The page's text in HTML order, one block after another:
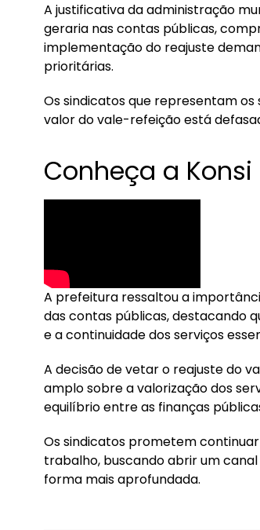
A justificativa da administração
geraria nas contas públicas,
implementação do reajuste
prioritárias.
Os sindicatos que representam
valor do vale-refeição está
Conheça a Konsi
A prefeitura ressaltou a
das contas públicas, destacando
e a continuidade dos serviços
A decisão de vetar o reajuste do
amplo sobre a valorização dos
equilíbrio entre as finanças
Os sindicatos prometem
trabalho, buscando abrir um
forma mais aprofundada.